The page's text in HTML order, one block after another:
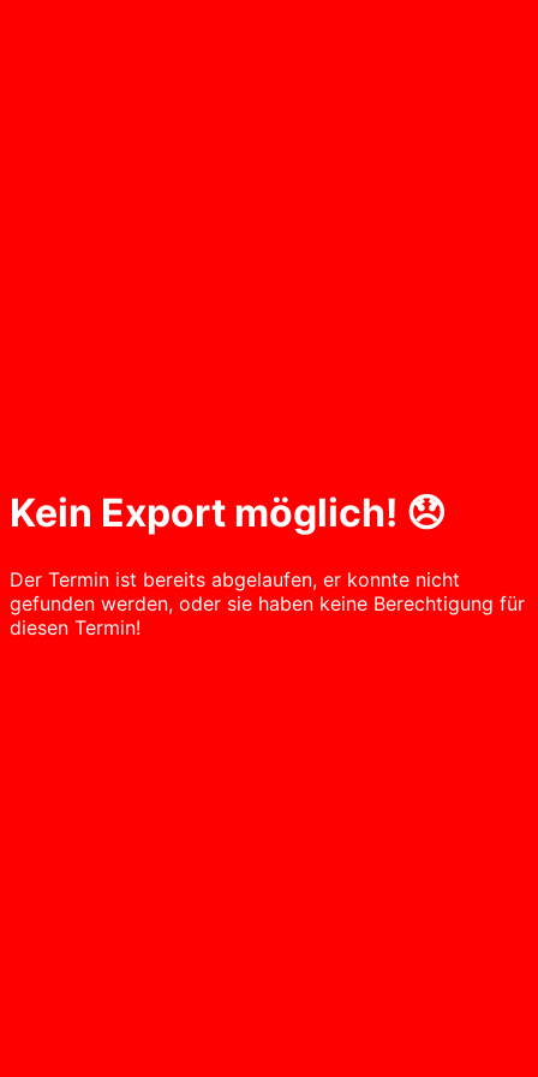
Kein Export möglich! 😞
Der Termin ist bereits abgelaufen, er konnte nicht
gefunden werden, oder sie haben keine Berechtigung für
diesen Termin!